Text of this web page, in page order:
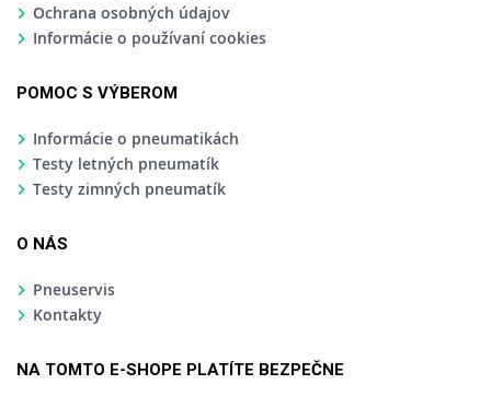
Ochrana osobných údajov
Informácie o používaní cookies
POMOC S VÝBEROM
Informácie o pneumatikách
Testy letných pneumatík
Testy zimných pneumatík
O NÁS
Pneuservis
Kontakty
NA TOMTO E-SHOPE PLATÍTE BEZPEČNE